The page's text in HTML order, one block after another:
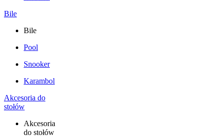
Bile
Bile
Pool
Snooker
Karambol
Akcesoria do
stołów
Akcesoria
do stołów